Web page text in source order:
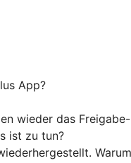
App?
wieder das
ist zu tun?